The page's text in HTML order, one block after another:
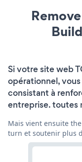
Si votre site web
opérationnel,
consistant à
entreprise. toutes
Mais vient ensuite
turn et soutenir plus